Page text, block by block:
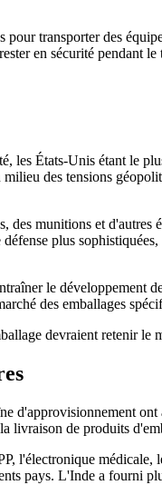
transporter des
en sécurité pendant le
les États-Unis étant le
des tensions
munitions et d'autres
plus
le développement
des emballages
devraient retenir le
livraison de produits
médicale,
pays. L'Inde a fourni